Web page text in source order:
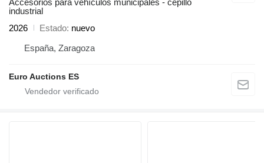
industrial
2026
Estado nuevo
España, Zaragoza
Euro Auctions ES